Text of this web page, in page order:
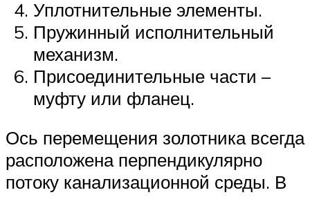
Уплотнительные элементы.
Пружинный исполнительный
механизм.
Присоединительные части –
муфту или фланец.
Ось перемещения золотника всегда
расположена перпендикулярно
потоку канализационной среды. В